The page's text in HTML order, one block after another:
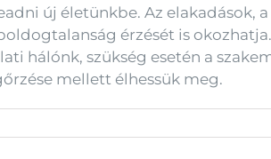
új életünkbe. Az elakadások,
érzését is
hálónk, szükség esetén a
mellett élhessük meg.